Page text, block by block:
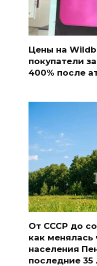
Цены на
покупатели
400% после
От СССР до
как менялась
населения
последние 35